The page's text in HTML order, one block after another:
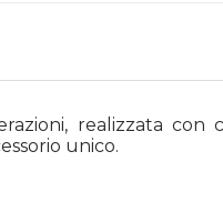
realizzata con
unico.